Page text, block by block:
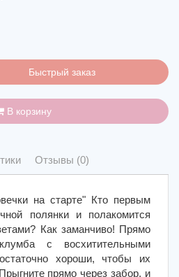
Быстрый заказ
В корзину
Отзывы (0)
на старте" Кто первым
полянки и полакомится
Как заманчиво! Прямо
с восхитительными
хороши, чтобы их
прямо через забор, и